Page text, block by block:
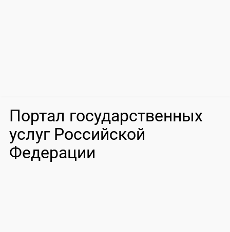
Портал государственных
услуг Российской
Федерации